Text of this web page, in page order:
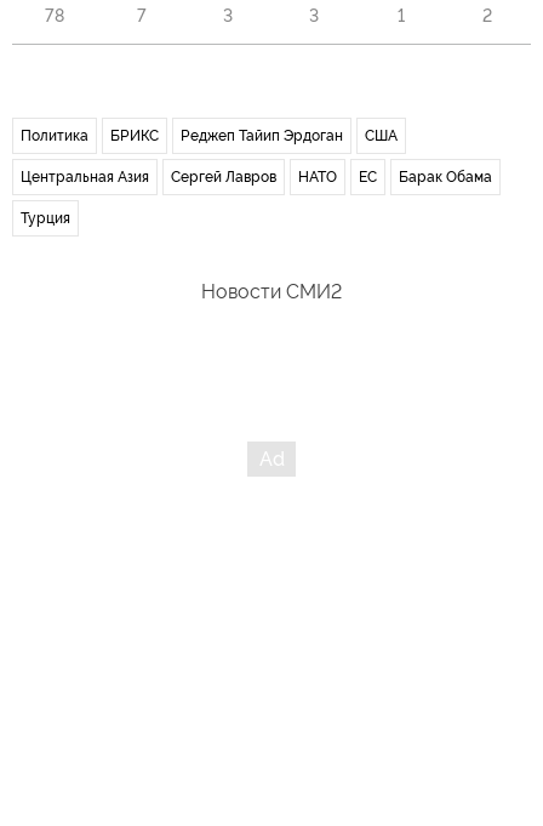
78 7 3 3 1 2
Политика БРИКС Реджеп Тайип Эрдоган США
Центральная Азия Сергей Лавров НАТО ЕС Барак Обама
Турция
Новости СМИ2